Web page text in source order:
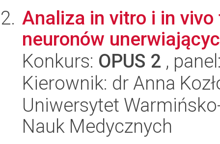
Analiza in vitro i in
neuronów
Konkurs: OPUS 2 ,
Kierownik: dr Anna
Uniwersytet
Nauk Medycznych